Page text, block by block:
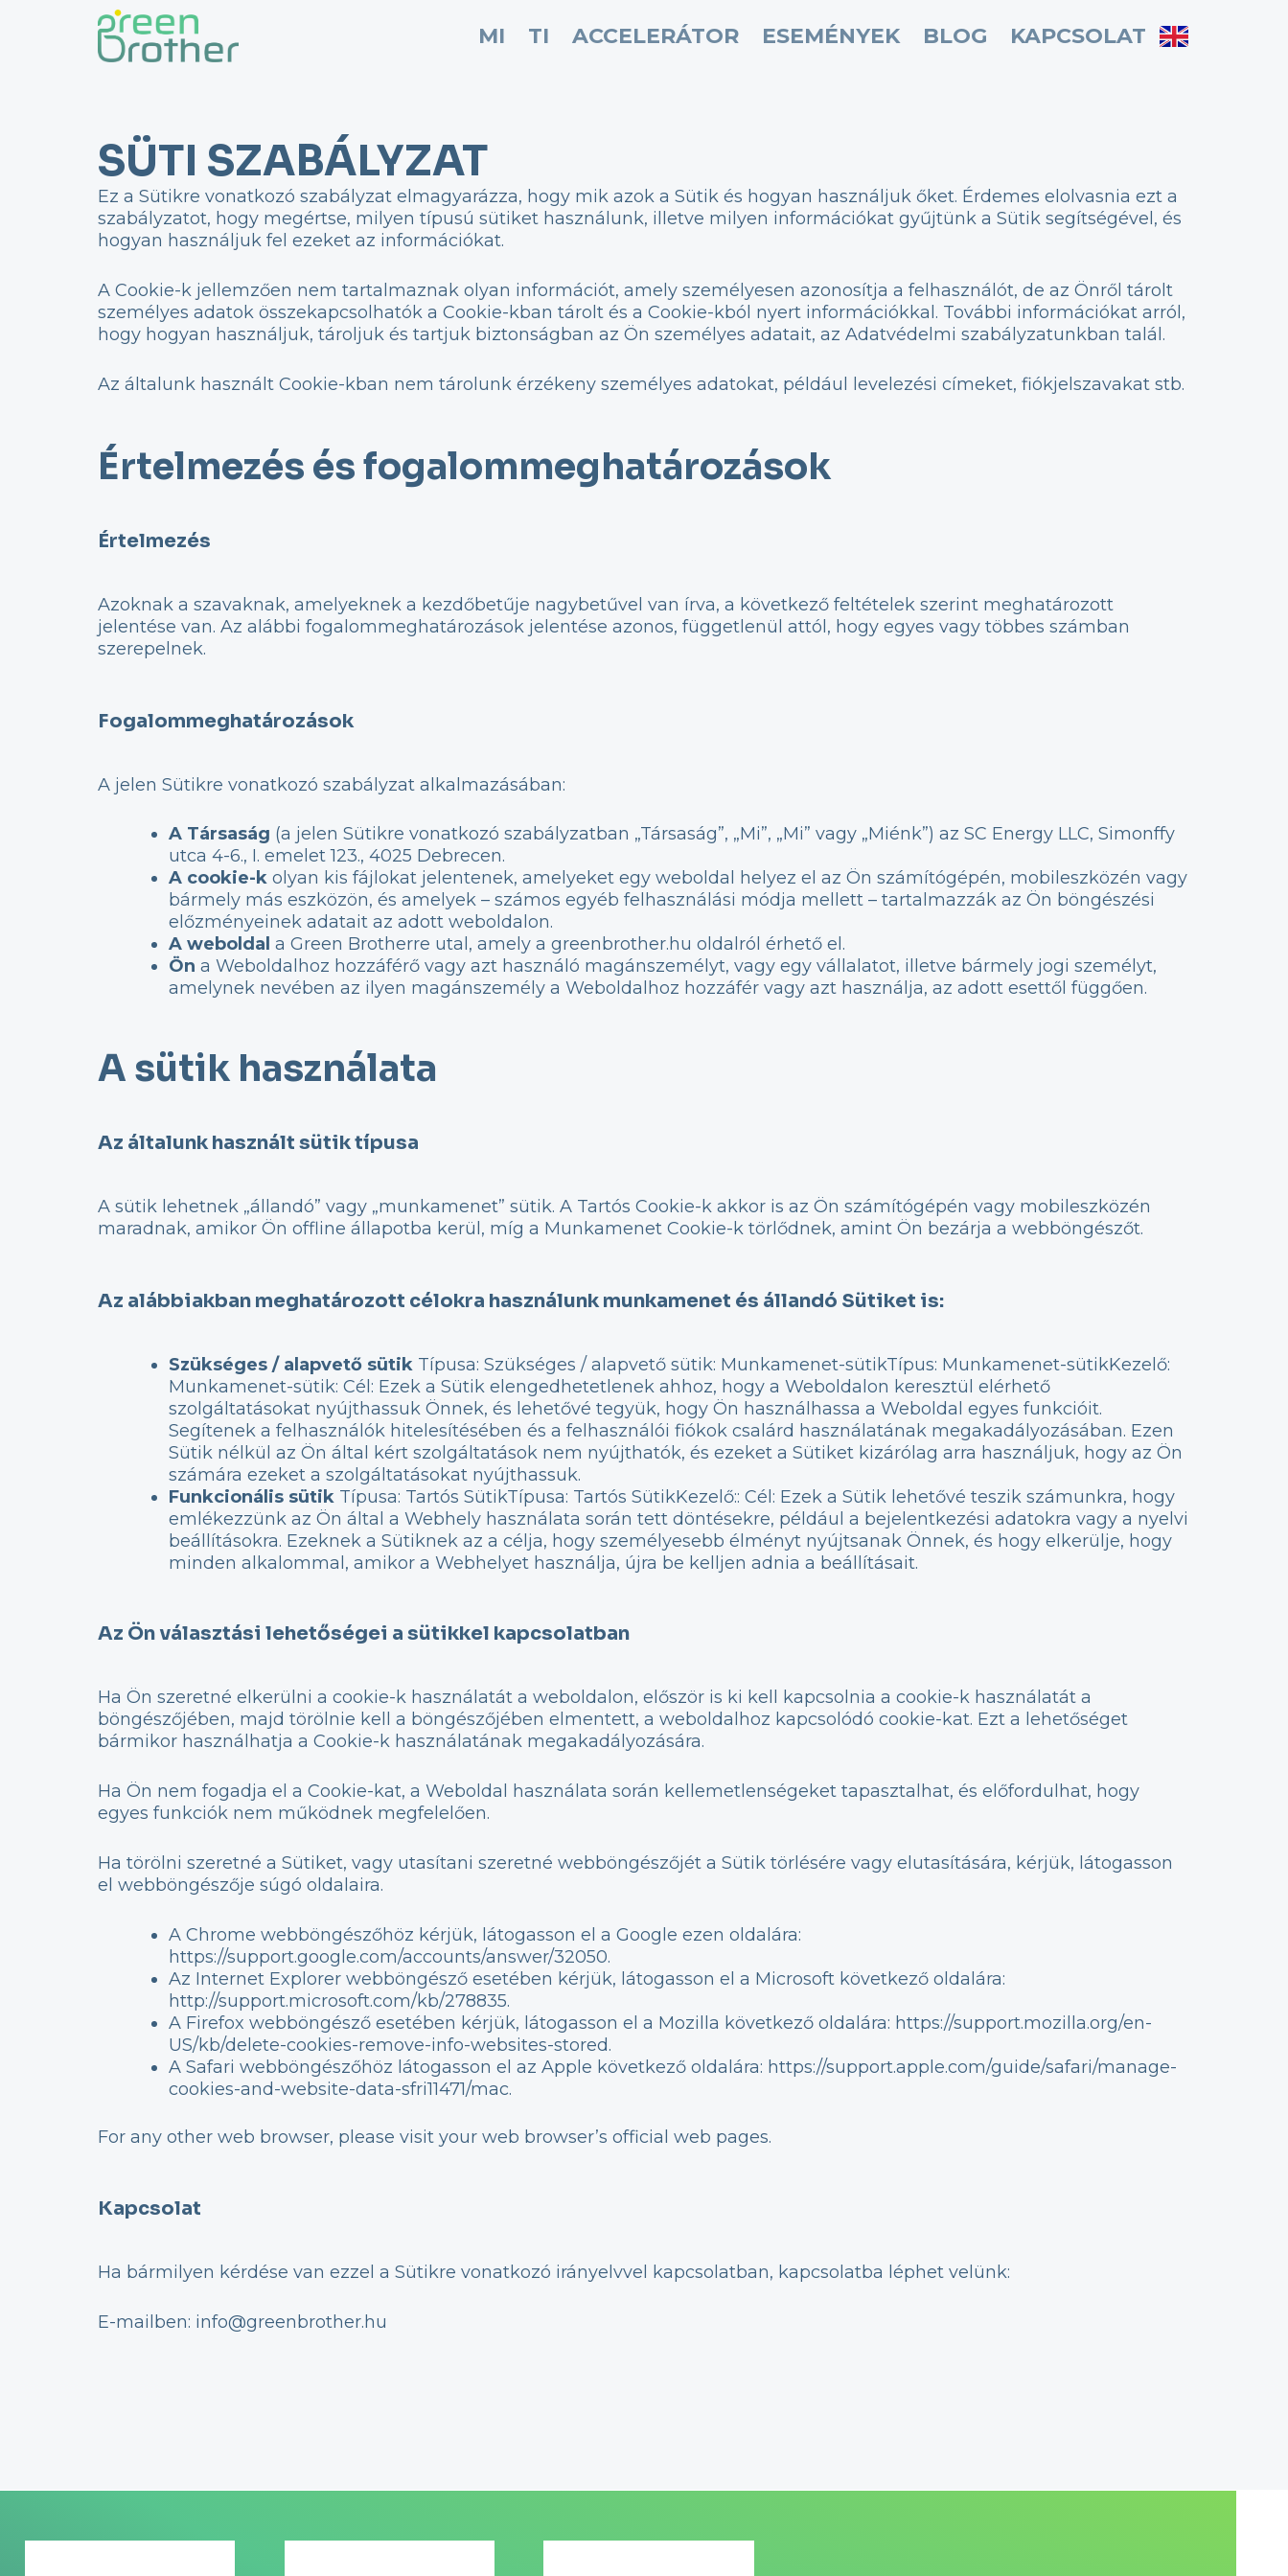
MI TI ACCELERÁTOR ESEMÉNYEK BLOG KAPCSOLAT
SÜTI SZABÁLYZAT
Ez a Sütikre vonatkozó szabályzat elmagyarázza, hogy mik azok a Sütik és hogyan használjuk őket. Érdemes elolvasnia ezt a
szabályzatot, hogy megértse, milyen típusú sütiket használunk, illetve milyen információkat gyűjtünk a Sütik segítségével, és
hogyan használjuk fel ezeket az információkat.
A Cookie-k jellemzően nem tartalmaznak olyan információt, amely személyesen azonosítja a felhasználót, de az Önről tárolt
személyes adatok összekapcsolhatók a Cookie-kban tárolt és a Cookie-kból nyert információkkal. További információkat arról,
hogy hogyan használjuk, tároljuk és tartjuk biztonságban az Ön személyes adatait, az Adatvédelmi szabályzatunkban talál.
Az általunk használt Cookie-kban nem tárolunk érzékeny személyes adatokat, például levelezési címeket, fiókjelszavakat stb.
Értelmezés és fogalommeghatározások
Értelmezés
Azoknak a szavaknak, amelyeknek a kezdőbetűje nagybetűvel van írva, a következő feltételek szerint meghatározott
jelentése van. Az alábbi fogalommeghatározások jelentése azonos, függetlenül attól, hogy egyes vagy többes számban
szerepelnek.
Fogalommeghatározások
A jelen Sütikre vonatkozó szabályzat alkalmazásában:
A Társaság (a jelen Sütikre vonatkozó szabályzatban „Társaság”, „Mi”, „Mi” vagy „Miénk”) az SC Energy LLC, Simonffy
utca 4-6., I. emelet 123., 4025 Debrecen.
A cookie-k olyan kis fájlokat jelentenek, amelyeket egy weboldal helyez el az Ön számítógépén, mobileszközén vagy
bármely más eszközön, és amelyek – számos egyéb felhasználási módja mellett – tartalmazzák az Ön böngészési
előzményeinek adatait az adott weboldalon.
A weboldal a Green Brotherre utal, amely a greenbrother.hu oldalról érhető el.
Ön a Weboldalhoz hozzáférő vagy azt használó magánszemélyt, vagy egy vállalatot, illetve bármely jogi személyt,
amelynek nevében az ilyen magánszemély a Weboldalhoz hozzáfér vagy azt használja, az adott esettől függően.
A sütik használata
Az általunk használt sütik típusa
A sütik lehetnek „állandó” vagy „munkamenet” sütik. A Tartós Cookie-k akkor is az Ön számítógépén vagy mobileszközén
maradnak, amikor Ön offline állapotba kerül, míg a Munkamenet Cookie-k törlődnek, amint Ön bezárja a webböngészőt.
Az alábbiakban meghatározott célokra használunk munkamenet és állandó Sütiket is:
Szükséges / alapvető sütik Típusa: Szükséges / alapvető sütik: Munkamenet-sütikTípus: Munkamenet-sütikKezelő:
Munkamenet-sütik: Cél: Ezek a Sütik elengedhetetlenek ahhoz, hogy a Weboldalon keresztül elérhető
szolgáltatásokat nyújthassuk Önnek, és lehetővé tegyük, hogy Ön használhassa a Weboldal egyes funkcióit.
Segítenek a felhasználók hitelesítésében és a felhasználói fiókok csalárd használatának megakadályozásában. Ezen
Sütik nélkül az Ön által kért szolgáltatások nem nyújthatók, és ezeket a Sütiket kizárólag arra használjuk, hogy az Ön
számára ezeket a szolgáltatásokat nyújthassuk.
Funkcionális sütik Típusa: Tartós SütikTípusa: Tartós SütikKezelő:: Cél: Ezek a Sütik lehetővé teszik számunkra, hogy
emlékezzünk az Ön által a Webhely használata során tett döntésekre, például a bejelentkezési adatokra vagy a nyelvi
beállításokra. Ezeknek a Sütiknek az a célja, hogy személyesebb élményt nyújtsanak Önnek, és hogy elkerülje, hogy
minden alkalommal, amikor a Webhelyet használja, újra be kelljen adnia a beállításait.
Az Ön választási lehetőségei a sütikkel kapcsolatban
Ha Ön szeretné elkerülni a cookie-k használatát a weboldalon, először is ki kell kapcsolnia a cookie-k használatát a
böngészőjében, majd törölnie kell a böngészőjében elmentett, a weboldalhoz kapcsolódó cookie-kat. Ezt a lehetőséget
bármikor használhatja a Cookie-k használatának megakadályozására.
Ha Ön nem fogadja el a Cookie-kat, a Weboldal használata során kellemetlenségeket tapasztalhat, és előfordulhat, hogy
egyes funkciók nem működnek megfelelően.
Ha törölni szeretné a Sütiket, vagy utasítani szeretné webböngészőjét a Sütik törlésére vagy elutasítására, kérjük, látogasson
el webböngészője súgó oldalaira.
A Chrome webböngészőhöz kérjük, látogasson el a Google ezen oldalára:
https://support.google.com/accounts/answer/32050.
Az Internet Explorer webböngésző esetében kérjük, látogasson el a Microsoft következő oldalára:
http://support.microsoft.com/kb/278835.
A Firefox webböngésző esetében kérjük, látogasson el a Mozilla következő oldalára: https://support.mozilla.org/en-
US/kb/delete-cookies-remove-info-websites-stored.
A Safari webböngészőhöz látogasson el az Apple következő oldalára: https://support.apple.com/guide/safari/manage-
cookies-and-website-data-sfri11471/mac.
For any other web browser, please visit your web browser’s official web pages.
Kapcsolat
Ha bármilyen kérdése van ezzel a Sütikre vonatkozó irányelvvel kapcsolatban, kapcsolatba léphet velünk:
E-mailben: info@greenbrother.hu